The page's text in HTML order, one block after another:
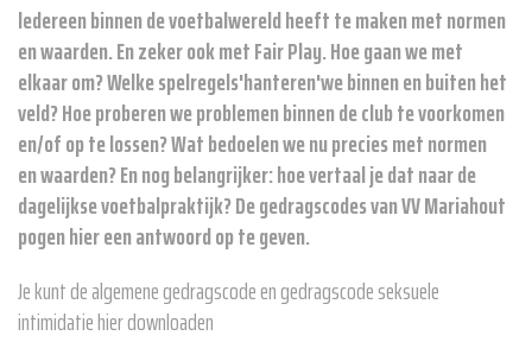
ledereen binnen de voetbalwereld heeft te maken met normen
en waarden. En zeker ook met Fair Play. Hoe gaan we met
elkaar om? Welke spelregels'hanteren'we binnen en buiten het
veld? Hoe proberen we problemen binnen de club te voorkomen
en/of op te lossen? Wat bedoelen we nu precies met normen
en waarden? En nog belangrijker: hoe vertaal je dat naar de
dagelijkse voetbalpraktijk? De gedragscodes van VV Mariahout
pogen hier een antwoord op te geven.
Je kunt de algemene gedragscode en gedragscode seksuele
intimidatie hier downloaden